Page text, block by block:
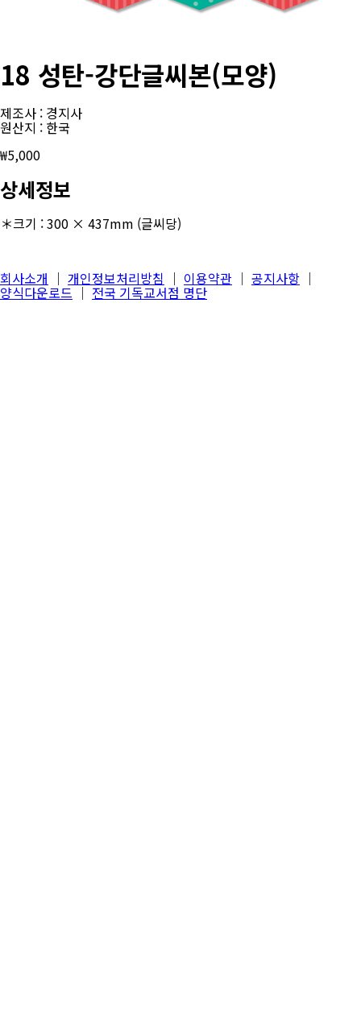
18 성탄-강단글씨본(모양)
제조사 : 경지사
원산지 : 한국
₩5,000
상세정보
＊크기 : 300 × 437mm (글씨당)
회사소개 │ 개인정보처리방침 │ 이용약관 │ 공지사항 │
양식다운로드 │ 전국 기독교서점 명단